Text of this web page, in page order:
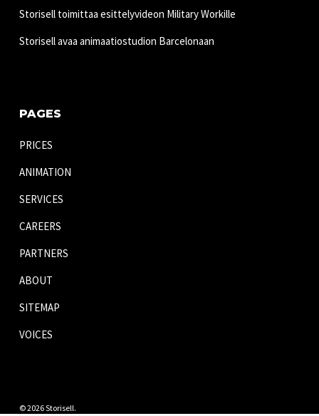
Storisell toimittaa esittelyvideon Military Workille
Storisell avaa animaatiostudion Barcelonaan
PAGES
PRICES
ANIMATION
SERVICES
CAREERS
PARTNERS
ABOUT
SITEMAP
VOICES
© 2026 Storisell.